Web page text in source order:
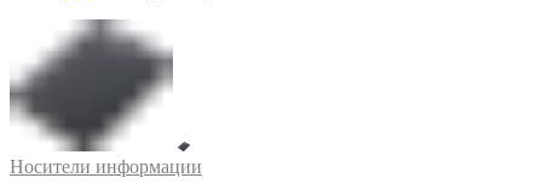
Носители информации